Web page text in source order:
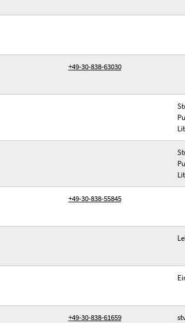
+49-30-838-63030
+49-30-838-55845
+49-30-838-61659